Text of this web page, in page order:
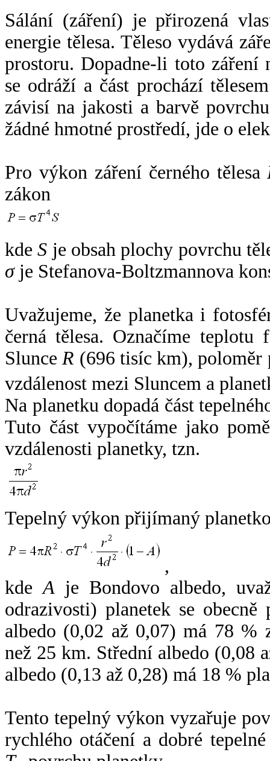
Sálání (záření) je přirozená
energie tělesa. Těleso vydává
prostoru. Dopadne-li toto záření
se odráží a část prochází
závisí na jakosti a barvě
žádné hmotné prostředí, jde o
Pro výkon záření černého tělesa
zákon
kdeS je obsah plochy povrchu
σje Stefanova-Boltzmannova
Uvažujeme, že planetka i
černá tělesa. Označíme
SlunceR (696 tisíc km),
vzdálenost mezi Sluncem a
Na planetku dopadá část
Tuto část vypočítáme jako
vzdálenosti planetky, tzn.
Tepelný výkon přijímaný
,
kdeA je Bondovo albedo,
odrazivosti) planetek se
albedo (0,02 až 0,07) má 78 %
než 25 km. Střední albedo (0,08
albedo (0,13 až 0,28) má 18 %
Tento tepelný výkon vyzařuje
rychlého otáčení a dobré